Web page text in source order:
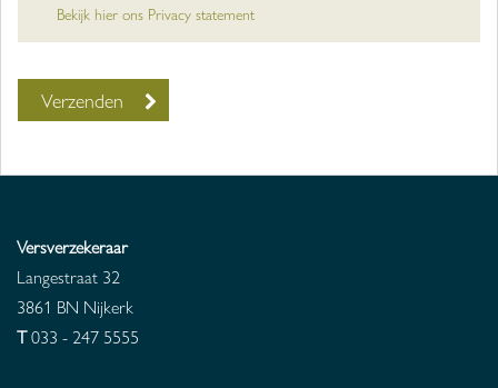
Bekijk hier ons Privacy statement
Versverzekeraar
Langestraat 32
3861 BN Nijkerk
T033 - 247 5555